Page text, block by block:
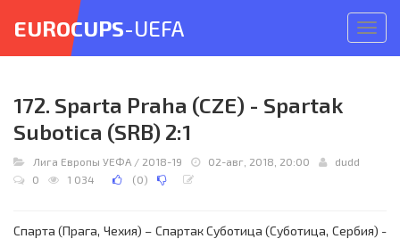
меню
EUROCUPS-UEFA
172. Sparta Praha (CZE) - Spartak
Subotica (SRB) 2:1
Лига Европы УЕФА / 2018-19 02-авг, 2018, 20:00
dudd
0
1 034 (0)
Спарта (Прага, Чехия) – Спартак Суботица (Суботица, Сербия) -